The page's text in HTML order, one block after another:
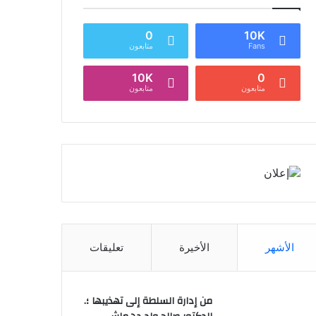
10K
Fans
0
متابعون
0
متابعون
10K
متابعون
الأشهر الأخيرة تعليقات
من إدارة السلطة إلى تهذيبها ؛.